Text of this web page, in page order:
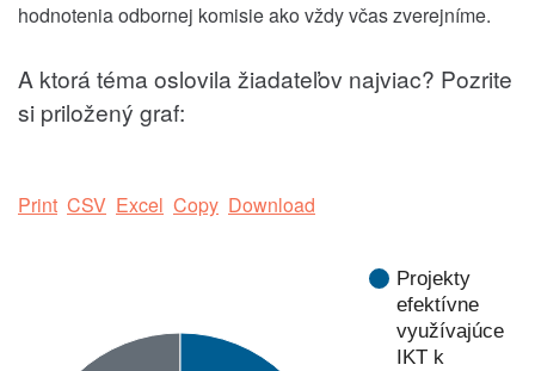
hodnotenia odbornej komisie ako vždy včas zverejníme.
A ktorá téma oslovila žiadateľov najviac? Pozrite
si priložený graf:
Print CSV Excel Copy Download
Projekty
efektívne
využívajúce
IKT k